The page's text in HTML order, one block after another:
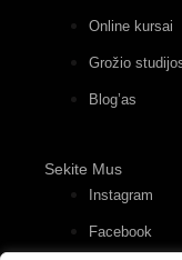
Online kursai
Grožio
Blog’as
Sekite Mus
Instagram
Facebook